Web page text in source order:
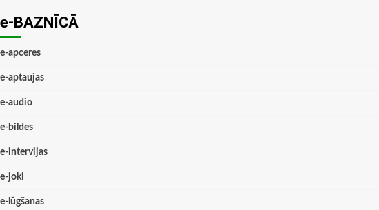
e-BAZNĪCĀ
e-apceres
e-aptaujas
e-audio
e-bildes
e-intervijas
e-joki
e-lūgšanas